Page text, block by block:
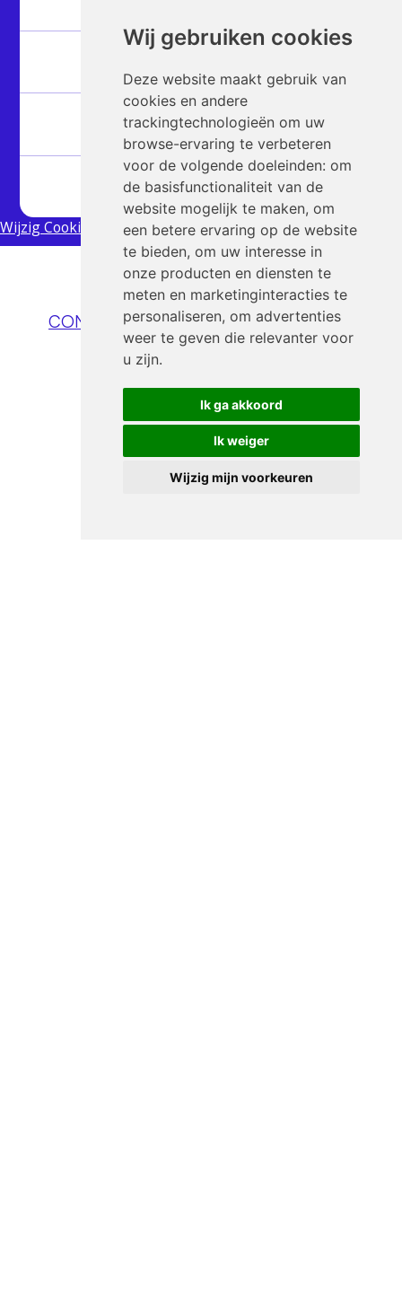
Wij gebruiken cookies
Deze website maakt gebruik van
cookies en andere
trackingtechnologieën om uw
browse-ervaring te verbeteren
voor de volgende doeleinden: om
de basisfunctionaliteit van de
website mogelijk te maken, om
een betere ervaring op de website
te bieden, om uw interesse in
onze producten en diensten te
meten en marketinginteracties te
personaliseren, om advertenties
weer te geven die relevanter voor
u zijn.
Ik ga akkoord
Ik weiger
Wijzig mijn voorkeuren
Partners
Artikelen
Wijzig Cookies
Nog vragen?
CONTACT@QUANTUMEDUCATION.NL